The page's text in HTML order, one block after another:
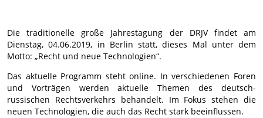
Die traditionelle große Jahrestagung der DRJV findet am
Dienstag, 04.06.2019, in Berlin statt, dieses Mal unter dem
Motto: „Recht und neue Technologien“.
Das aktuelle Programm steht online. In verschiedenen Foren
und Vorträgen werden aktuelle Themen des deutsch-
russischen Rechtsverkehrs behandelt. Im Fokus stehen die
neuen Technologien, die auch das Recht stark beeinflussen.